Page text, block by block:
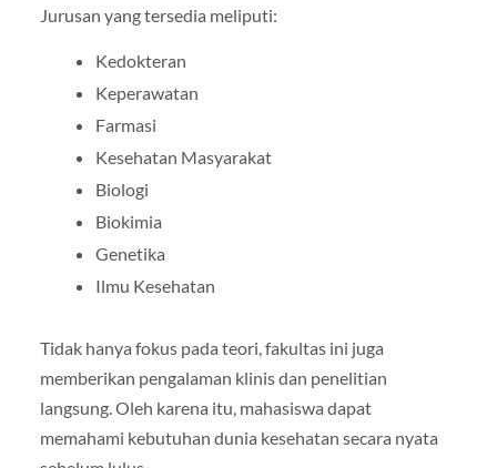
Jurusan yang tersedia meliputi:
Kedokteran
Keperawatan
Farmasi
Kesehatan Masyarakat
Biologi
Biokimia
Genetika
Ilmu Kesehatan
Tidak hanya fokus pada teori, fakultas ini juga
memberikan pengalaman klinis dan penelitian
langsung. Oleh karena itu, mahasiswa dapat
memahami kebutuhan dunia kesehatan secara nyata